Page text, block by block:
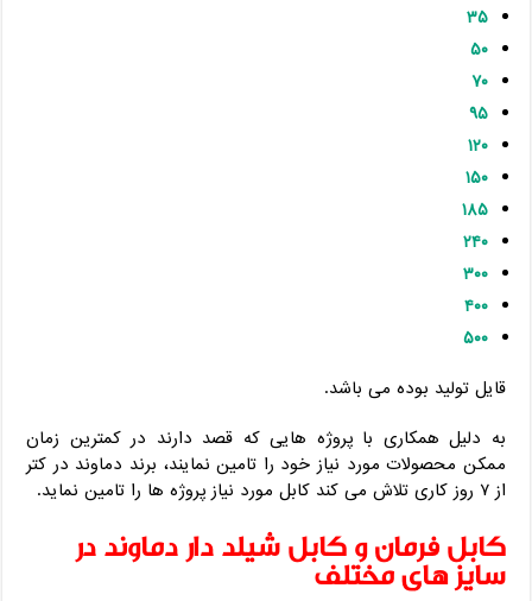
۳۵
۵۰
۷۰
۹۵
۱۲۰
۱۵۰
۱۸۵
۲۴۰
۳۰۰
۴۰۰
۵۰۰
قایل تولید بوده می باشد.
به دلیل همکاری با پروژه هایی که قصد دارند در کمترین زمان
ممکن محصولات مورد نیاز خود را تامین نمایند، برند دماوند در کتر
از ۷ روز کاری تلاش می کند کابل مورد نیاز پروژه ها را تامین نماید.
کابل فرمان و کابل شیلد دار دماوند در
سایز های مختلف